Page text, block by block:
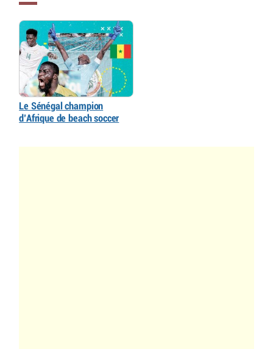
Le Sénégal champion
d’Afrique de beach soccer